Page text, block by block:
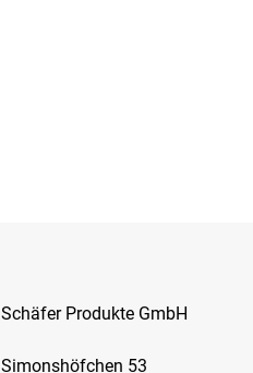
Schäfer Produkte GmbH
Simonshöfchen 53